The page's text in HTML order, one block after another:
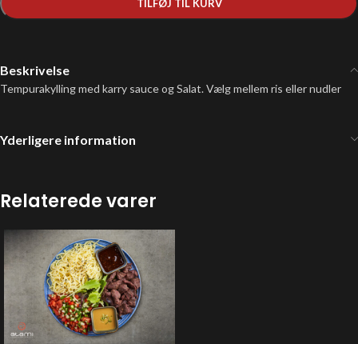
TILFØJ TIL KURV
Beskrivelse
Tempurakylling med karry sauce og Salat. Vælg mellem ris eller nudler
Yderligere information
Relaterede varer